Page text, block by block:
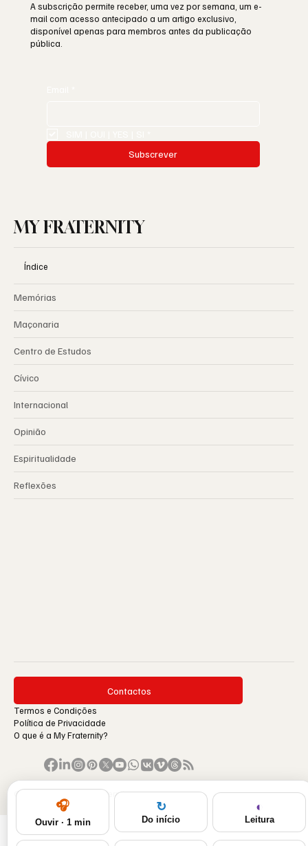
A subscrição permite receber, uma vez por semana, um e-
mail com acesso antecipado a um artigo exclusivo,
disponível apenas para membros antes da publicação
pública.
Subscrever
MY FRATERNITY
Índice
Memórias
Maçonaria
Centro de Estudos
Cívico
Internacional
Opinião
Espiritualidade
Reflexões
Contactos
Termos e Condições
Política de Privacidade
O que é a My Fraternity?
© 1996-2026 by My Fraternity.
🎧
Ouvir · 1 min
↻
Do início
◐
Leitura